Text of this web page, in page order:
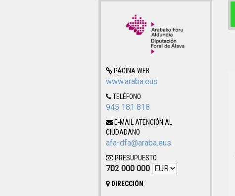
PÁGINA WEB
www.araba.eus
TELÉFONO
945 181 818
E-MAIL ATENCIÓN AL
CIUDADANO
afa-dfa@araba.eus
PRESUPUESTO
702 000 000
DIRECCIÓN